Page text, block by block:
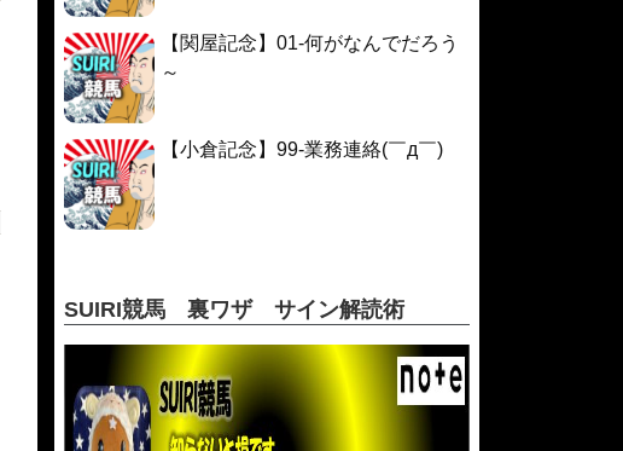
【関屋記念】01-何がなんでだろう
～
【小倉記念】99-業務連絡(￣д￣)
SUIRI競馬 裏ワザ サイン解読術